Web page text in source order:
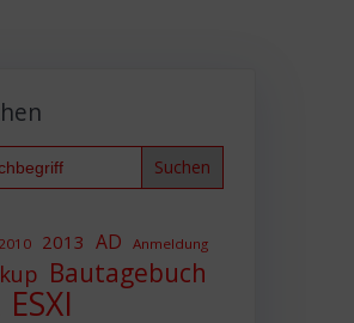
2010 2013 AD Anmeldung
Bautagebuch
ESXI